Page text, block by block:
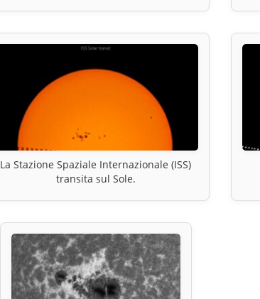
La Stazione Spaziale Internazionale (ISS)
transita sul Sole.